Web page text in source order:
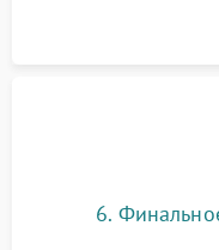
электронным весам.
6.